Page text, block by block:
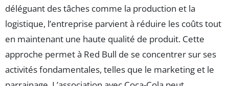
déléguant des tâches comme la production et la
logistique, l’entreprise parvient à réduire les coûts tout
en maintenant une haute qualité de produit. Cette
approche permet à Red Bull de se concentrer sur ses
activités fondamentales, telles que le marketing et le